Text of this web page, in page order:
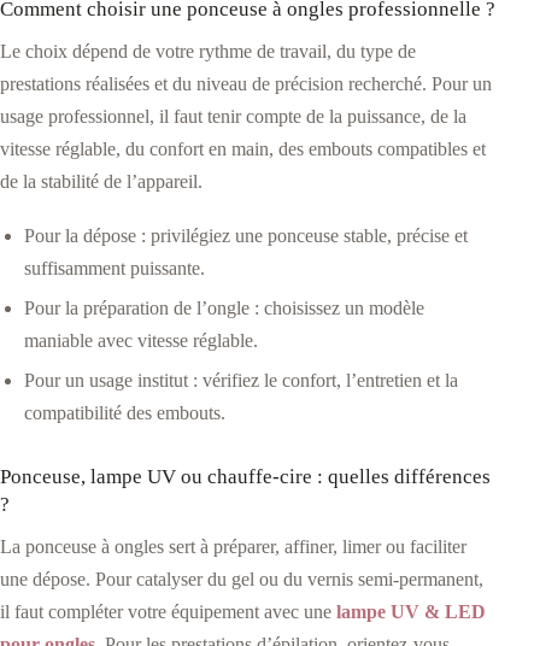
Comment choisir une ponceuse à ongles professionnelle ?
Le choix dépend de votre rythme de travail, du type de
prestations réalisées et du niveau de précision recherché. Pour un
usage professionnel, il faut tenir compte de la puissance, de la
vitesse réglable, du confort en main, des embouts compatibles et
de la stabilité de l’appareil.
Pour la dépose : privilégiez une ponceuse stable, précise et
suffisamment puissante.
Pour la préparation de l’ongle : choisissez un modèle
maniable avec vitesse réglable.
Pour un usage institut : vérifiez le confort, l’entretien et la
compatibilité des embouts.
Ponceuse, lampe UV ou chauffe-cire : quelles différences
?
La ponceuse à ongles sert à préparer, affiner, limer ou faciliter
une dépose. Pour catalyser du gel ou du vernis semi-permanent,
il faut compléter votre équipement avec une lampe UV & LED